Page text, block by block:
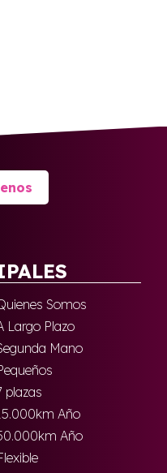
Somos
Largo Plazo
Mano
plazas
Año
Año